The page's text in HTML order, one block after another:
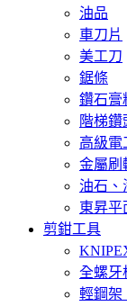
油品
車刀片
美工刀
鋸條
鑽石膏
階梯鑽
高級電
金屬刷
油石、
東昇平
剪鉗工具
全螺牙
輕鋼架